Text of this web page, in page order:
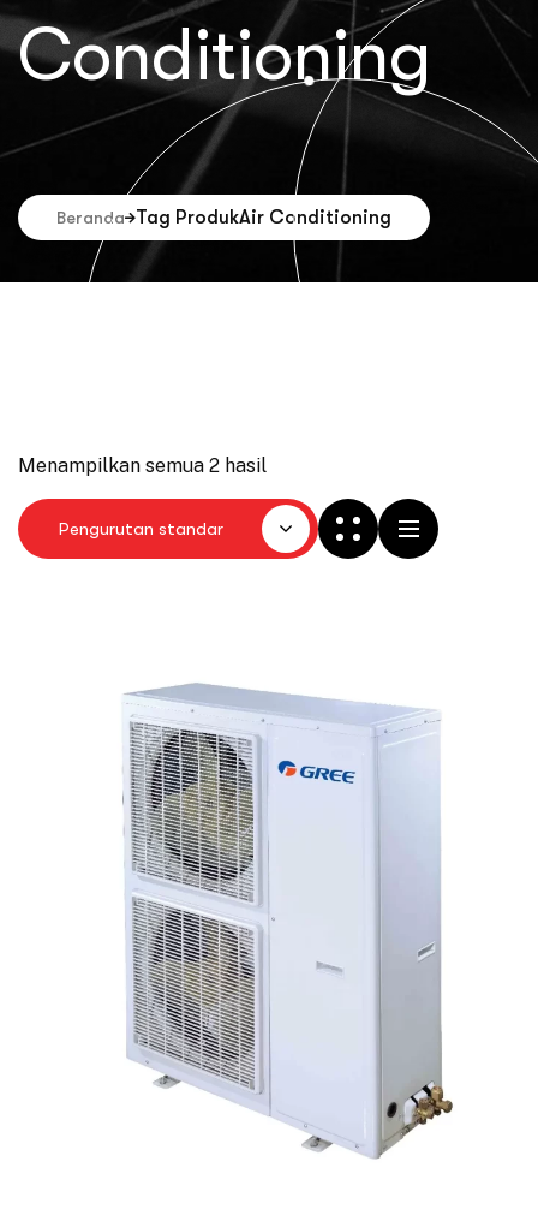
Conditioning
Beranda Tag ProdukAir Conditioning
Menampilkan semua 2 hasil
Pengurutan standar